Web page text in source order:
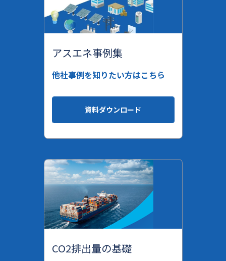
アスエネ事例集
他社事例を知りたい方はこちら
資料ダウンロード
CO2排出量の基礎